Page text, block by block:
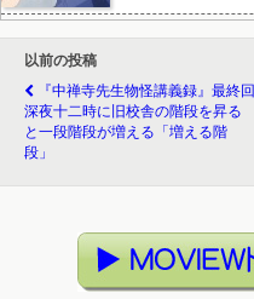
以前の投稿
『中禅寺先生物怪講義録』最終回
深夜十二時に旧校舎の階段を昇る
と一段階段が増える「増える階
段」